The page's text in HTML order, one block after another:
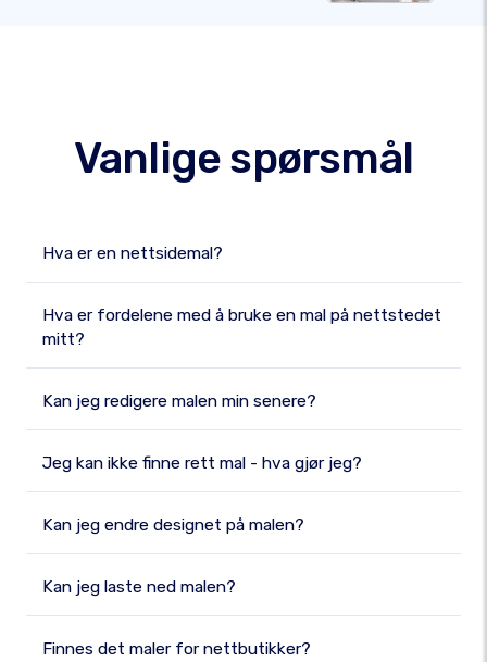
Vanlige spørsmål
Hva er en nettsidemal?
Hva er fordelene med å bruke en mal på nettstedet
mitt?
Kan jeg redigere malen min senere?
Jeg kan ikke finne rett mal - hva gjør jeg?
Kan jeg endre designet på malen?
Kan jeg laste ned malen?
Finnes det maler for nettbutikker?